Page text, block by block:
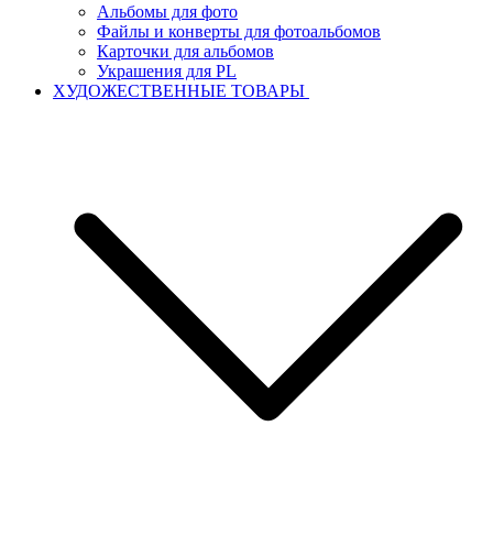
Альбомы для фото
Файлы и конверты для фотоальбомов
Карточки для альбомов
Украшения для PL
ХУДОЖЕСТВЕННЫЕ ТОВАРЫ